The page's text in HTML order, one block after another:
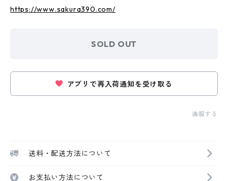
https://www.sakura390.com/
SOLD OUT
アプリで再入荷通知を受け取る
通報する
送料・配送方法について
お支払い方法について